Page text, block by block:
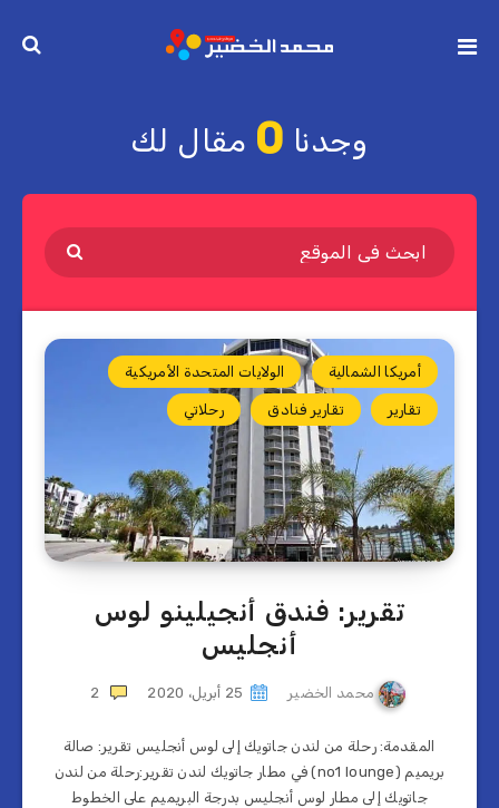
وجدنا 0 مقال لك
أمريكا الشمالية الولايات المتحدة الأمريكية
تقارير تقارير فنادق رحلاتي
تقرير: فندق أنجيلينو لوس
أنجليس
محمد الخضير 25 أبريل، 2020 2
المقدمة: رحلة من لندن جاتويك إلى لوس أنجليس تقرير: صالة
بريميم (no1 lounge) في مطار جاتويك لندن تقرير:رحلة من لندن
جاتويك إلى مطار لوس أنجليس بدرجة البريميم على الخطوط